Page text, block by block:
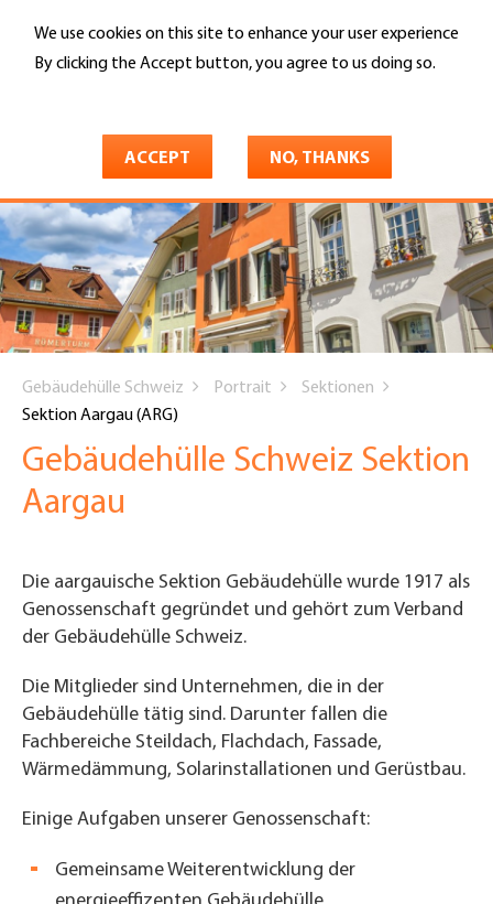
We use cookies on this site to enhance your user experience
By clicking the Accept button, you agree to us doing so.
ACCEPT NO, THANKS
main
Search
are
Gebäudehülle Schweiz Portrait
Sektionen
Sektion Aargau (ARG)
Gebäudehülle Schweiz Sektion
Aargau
Die aargauische Sektion Gebäudehülle wurde 1917 als
Genossenschaft gegründet und gehört zum Verband
der Gebäudehülle Schweiz.
Die Mitglieder sind Unternehmen, die in der
Gebäudehülle tätig sind. Darunter fallen die
Fachbereiche Steildach, Flachdach, Fassade,
Wärmedämmung, Solarinstallationen und Gerüstbau.
Einige Aufgaben unserer Genossenschaft:
Gemeinsame Weiterentwicklung der